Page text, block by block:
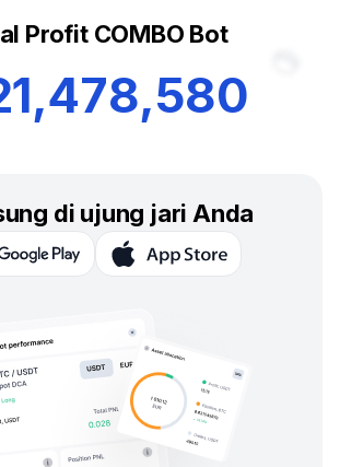
Profit COMBO Bot
1,478,580
di ujung jari Anda